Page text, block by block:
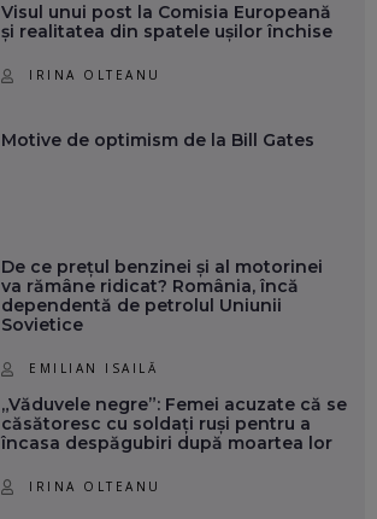
Visul unui post la Comisia Europeană
și realitatea din spatele ușilor închise
IRINA OLTEANU
Motive de optimism de la Bill Gates
De ce prețul benzinei și al motorinei
va rămâne ridicat? România, încă
dependentă de petrolul Uniunii
Sovietice
EMILIAN ISAILĂ
„Văduvele negre”: Femei acuzate că se
căsătoresc cu soldați ruși pentru a
încasa despăgubiri după moartea lor
IRINA OLTEANU